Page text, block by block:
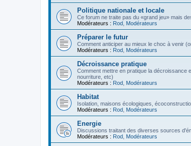
Politique nationale et locale
Ce forum ne traite pas du «grand jeu» mais
Modérateurs : Rod Modérateurs
Préparer le futur
Comment anticiper au mieux le choc à venir
Modérateurs : Rod Modérateurs
Décroissance pratique
Comment mettre en pratique la décroissance
nourriture, etc)
Modérateurs : Rod Modérateurs
Habitat
Isolation, maisons écologiques,
Modérateurs : Rod Modérateurs
Energie
Discussions traitant des diverses sources
Modérateurs : Rod Modérateurs